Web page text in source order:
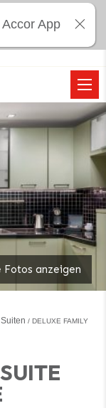
Fotos anzeigen
Suiten DELUXE FAMILY
App